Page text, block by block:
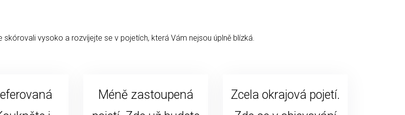
vysoko a rozvíjejte se v pojetích, která Vám nejsou úplně blízká.
Méně zastoupená
Zcela okrajová pojetí.